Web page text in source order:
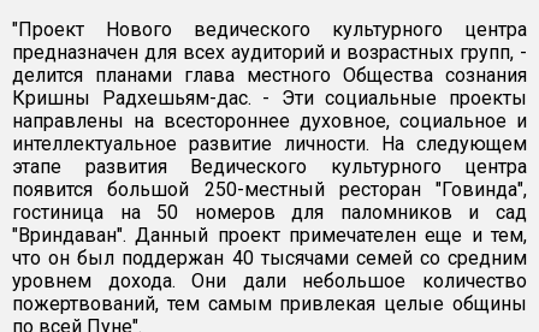
"Проект Нового ведического культурного центра
предназначен для всех аудиторий и возрастных групп, -
делится планами глава местного Общества сознания
Кришны Радхешьям-дас. - Эти социальные проекты
направлены на всестороннее духовное, социальное и
интеллектуальное развитие личности. На следующем
этапе развития Ведического культурного центра
появится большой 250-местный ресторан "Говинда",
гостиница на 50 номеров для паломников и сад
"Вриндаван". Данный проект примечателен еще и тем,
что он был поддержан 40 тысячами семей со средним
уровнем дохода. Они дали небольшое количество
пожертвований, тем самым привлекая целые общины
по всей Пуне".